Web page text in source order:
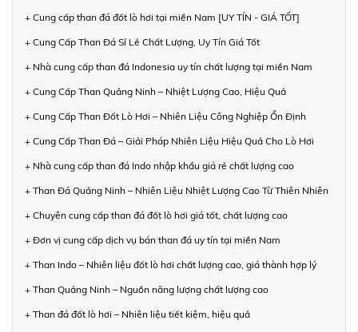
+ Cung cấp than đá đốt lò hơi tại miền Nam [UY TÍN - GIÁ TỐT]
+ Cung Cấp Than Đá Sỉ Lẻ Chất Lượng, Uy Tín Giá Tốt
+ Nhà cung cấp than đá Indonesia uy tín chất lượng tại miền Nam
+ Cung Cấp Than Quảng Ninh – Nhiệt Lượng Cao, Hiệu Quả
+ Cung Cấp Than Đốt Lò Hơi – Nhiên Liệu Công Nghiệp Ổn Định
+ Cung Cấp Than Đá – Giải Pháp Nhiên Liệu Hiệu Quả Cho Lò Hơi
+ Nhà cung cấp than đá Indo nhập khẩu giá rẻ chất lượng cao
+ Than Đá Quảng Ninh – Nhiên Liệu Nhiệt Lượng Cao Từ Thiên Nhiên
+ Chuyên cung cấp than đá đốt lò hơi giá tốt, chất lượng cao
+ Đơn vị cung cấp dịch vụ bán than đá uy tín tại miền Nam
+ Than Indo – Nhiên liệu đốt lò hơi chất lượng cao, giá thành hợp lý
+ Than Quảng Ninh – Nguồn năng lượng chất lượng cao
+ Than đá đốt lò hơi – Nhiên liệu tiết kiệm, hiệu quả